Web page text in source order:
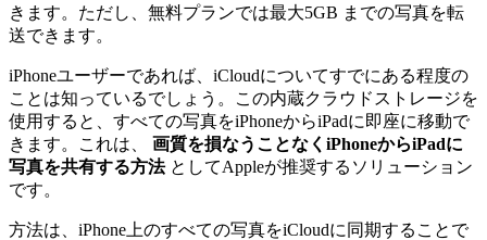
きます。ただし、無料プランでは最大5GB までの写真を転
送できます。
iPhoneユーザーであれば、iCloudについてすでにある程度の
ことは知っているでしょう。この内蔵クラウドストレージを
使用すると、すべての写真をiPhoneからiPadに即座に移動で
きます。これは、 画質を損なうことなくiPhoneからiPadに
写真を共有する方法 としてAppleが推奨するソリューション
です。
方法は、iPhone上のすべての写真をiCloudに同期することで